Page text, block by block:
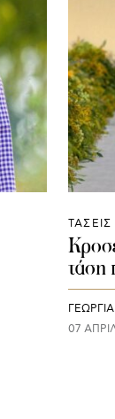
ΤΑΣΕΙΣ
τάση
07